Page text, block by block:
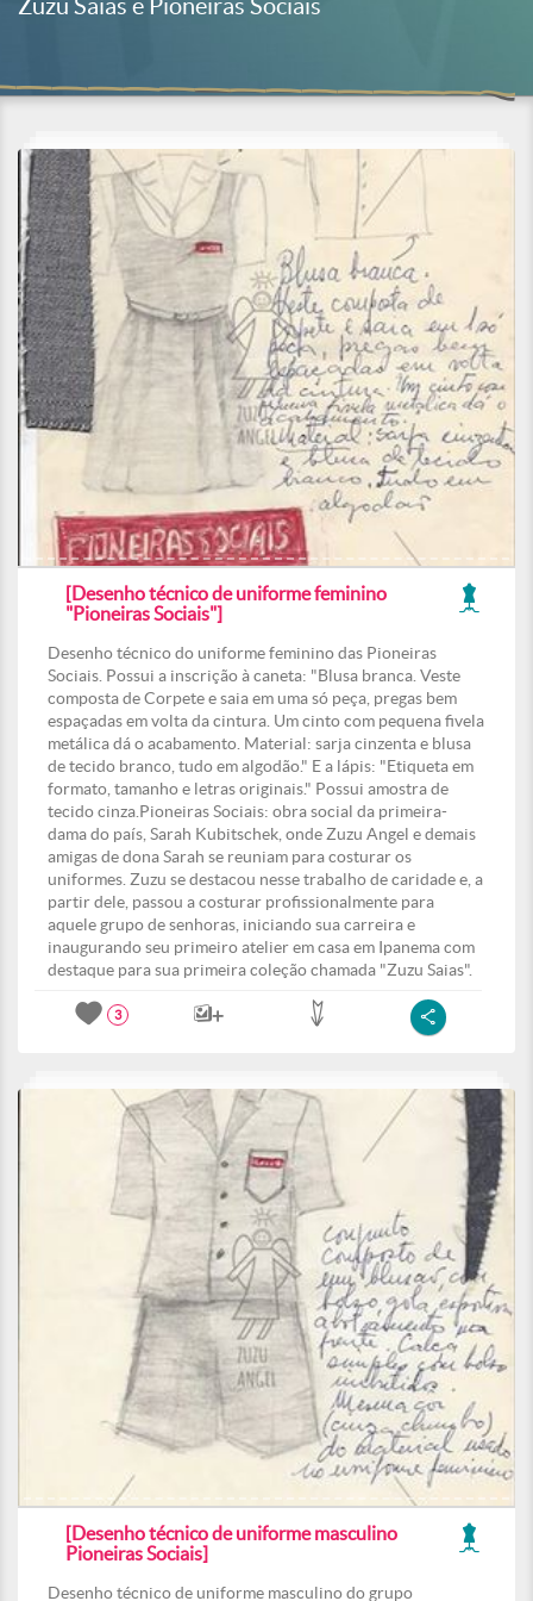
Zuzu Saias e Pioneiras Sociais
[Desenho técnico de uniforme feminino
"Pioneiras Sociais"]
Desenho técnico do uniforme feminino das Pioneiras
Sociais. Possui a inscrição à caneta: "Blusa branca. Veste
composta de Corpete e saia em uma só peça, pregas bem
espaçadas em volta da cintura. Um cinto com pequena fivela
metálica dá o acabamento. Material: sarja cinzenta e blusa
de tecido branco, tudo em algodão." E a lápis: "Etiqueta em
formato, tamanho e letras originais." Possui amostra de
tecido cinza.Pioneiras Sociais: obra social da primeira-
dama do país, Sarah Kubitschek, onde Zuzu Angel e demais
amigas de dona Sarah se reuniam para costurar os
uniformes. Zuzu se destacou nesse trabalho de caridade e, a
partir dele, passou a costurar profissionalmente para
aquele grupo de senhoras, iniciando sua carreira e
inaugurando seu primeiro atelier em casa em Ipanema com
destaque para sua primeira coleção chamada "Zuzu Saias".
3
[Desenho técnico de uniforme masculino
Pioneiras Sociais]
Desenho técnico de uniforme masculino do grupo